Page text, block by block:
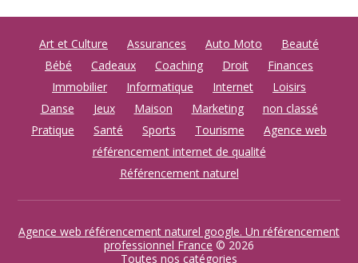
Art et Culture Assurances Auto Moto
Beauté
Bébé
Cadeaux Coaching Droit
Finances
Immobilier
Informatique Internet
Loisirs
Danse
Jeux Maison Marketing
non classé
Pratique
Santé Sports Tourisme
Agence web
référencement internet de qualité
Référencement naturel
Agence web référencement naturel google. Un référencement
professionnel France © 2026
Toutes nos catégories